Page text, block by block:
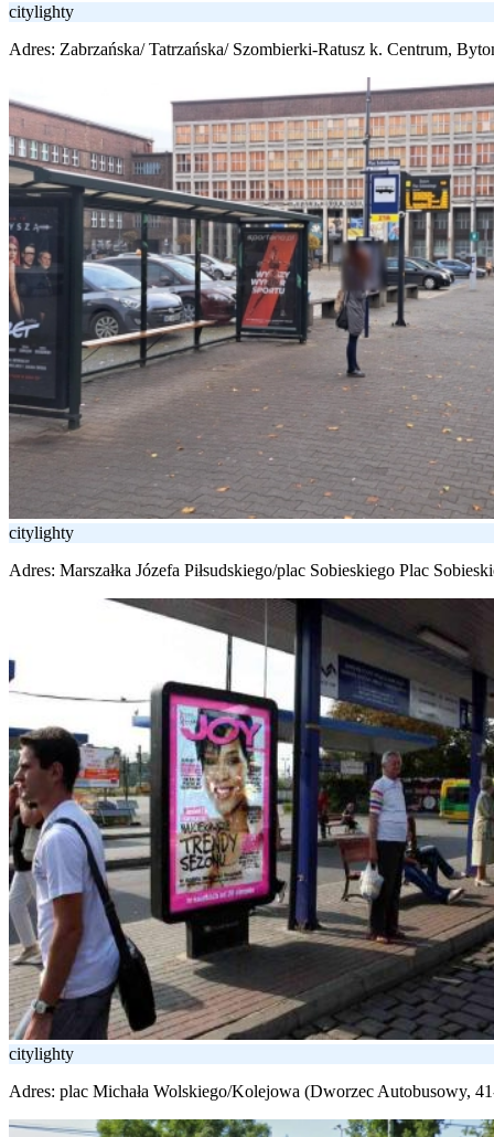
citylighty
Adres: Zabrzańska/ Tatrzańska/ Szombierki-Ratusz k. Centrum,
citylighty
Adres: Marszałka Józefa Piłsudskiego/plac Sobieskiego Plac
citylighty
Adres: plac Michała Wolskiego/Kolejowa (Dworzec Autobusowy,